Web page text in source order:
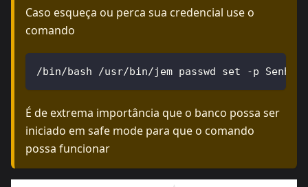
Caso esqueça ou perca sua credencial use o
comando
/bin/bash /usr/bin/jem passwd set -p Senha
É de extrema importância que o banco possa ser
iniciado em safe mode para que o comando
possa funcionar